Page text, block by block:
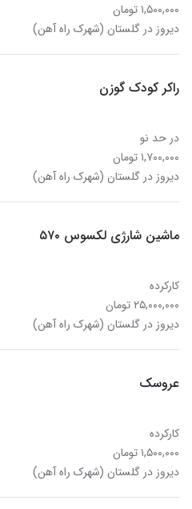
۱,۵۰۰,۰۰۰ تومان
دیروز در گلستان (شهرک راه آهن)
راکر کودک گوزن
در حد نو
۱,۷۰۰,۰۰۰ تومان
دیروز در گلستان (شهرک راه آهن)
ماشین شارژی لکسوس ۵۷۰
کارکرده
۲۵,۰۰۰,۰۰۰ تومان
دیروز در گلستان (شهرک راه آهن)
عروسک
کارکرده
۱,۵۰۰,۰۰۰ تومان
دیروز در گلستان (شهرک راه آهن)